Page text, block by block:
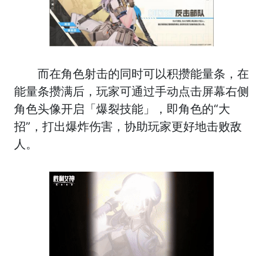
而在角色射击的同时可以积攒能量条，在
能量条攒满后，玩家可通过手动点击屏幕右侧
角色头像开启「爆裂技能」，即角色的“大
招”，打出爆炸伤害，协助玩家更好地击败敌
人。